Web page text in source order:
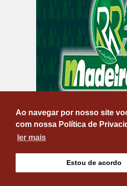
Ao navegar por nosso site
com nossa Política de
ler mais
Estou de acordo
© Copyright 2026 - PATOS
Notícias de Patos e Região -